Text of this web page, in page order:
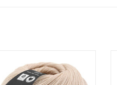
TOEVOEGEN AAN WINKELWAGEN